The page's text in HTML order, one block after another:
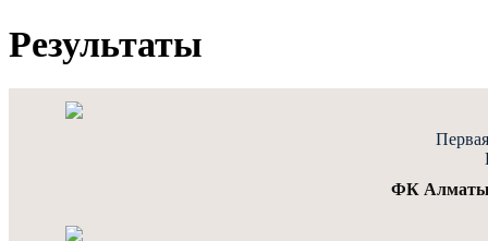
Результаты
ФК Алматы